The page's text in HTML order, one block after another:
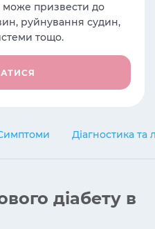
може призвести до
руйнування судин,
тощо.
Діагностика та
діабету в